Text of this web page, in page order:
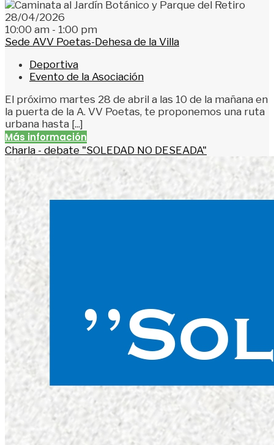
28/04/2026
10:00 am - 1:00 pm
Sede AVV Poetas-Dehesa de la Villa
Deportiva
Evento de la Asociación
El próximo martes 28 de abril a las 10 de la mañana en
la puerta de la A. VV Poetas, te proponemos una ruta
urbana hasta [...]
Más información
Charla - debate "SOLEDAD NO DESEADA"